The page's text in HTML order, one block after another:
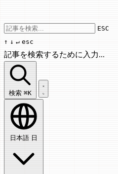
Use
ESC
↑ ↓ ↵ esc
記事を検索するために入力...
記事を検索...
検索 ⌘K
日本語 日